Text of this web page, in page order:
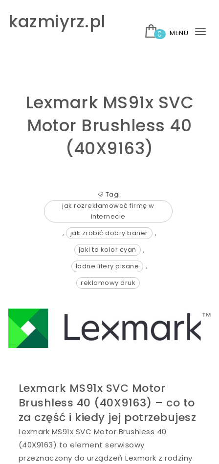
kazmiyrz.pl
0 MENU
Lexmark MS91x SVC
Motor Brushless 40
(40X9163)
Tagi:
jak rozreklamować firmę w
internecie
,
jak zrobić dobry baner
,
jaki to kolor cyan
,
ładne litery pisane
,
reklamowy druk
Lexmark MS91x SVC Motor
Brushless 40 (40X9163) – co to
za część i kiedy jej potrzebujesz
Lexmark MS91x SVC Motor Brushless 40
(40X9163) to element serwisowy
przeznaczony do urządzeń Lexmark z rodziny